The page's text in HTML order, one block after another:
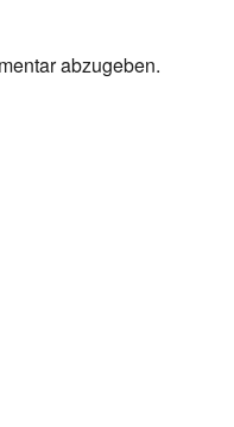
abzugeben.